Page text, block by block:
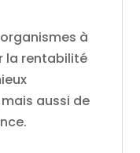
à
la rentabilité
aussi de